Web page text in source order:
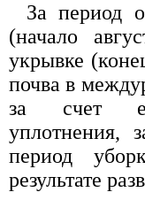
За период
(начало
укрывке
почва в
за счет
уплотнения,
период
результате